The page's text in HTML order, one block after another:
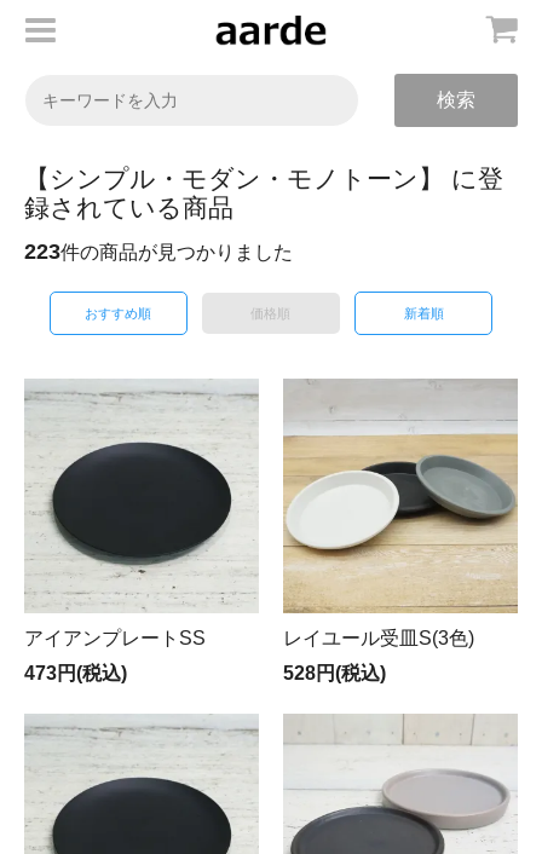
検索
【シンプル・モダン・モノトーン】 に登
録されている商品
223件の商品が見つかりました
おすすめ順 価格順 新着順
アイアンプレートSS
473円(税込)
レイユール受皿S(3色)
528円(税込)